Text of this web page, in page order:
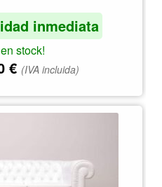
inmediata
stock!
€ (IVA incluida)